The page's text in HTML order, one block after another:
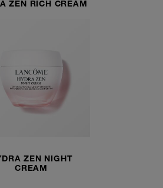
ZEN RICH CREAM
ZEN NIGHT
CREAM